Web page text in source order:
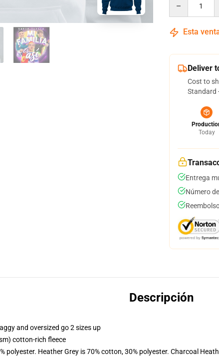
Esta
Deliver
Cost to
Standard
Today
Entrega
Número
Descripción
and oversized go 2 sizes up
cotton-rich fleece
polyester. Heather Grey is 70% cotton, 30% polyester. Charcoal